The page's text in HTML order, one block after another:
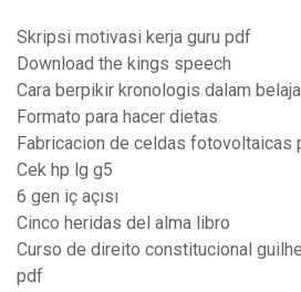
Skripsi motivasi kerja guru pdf
Download the kings speech
Cara berpikir kronologis dalam
Formato para hacer dietas
Fabricacion de celdas fotovoltaicas
Cek hp lg g5
6 gen iç açısı
Cinco heridas del alma libro
Curso de direito constitucional
pdf